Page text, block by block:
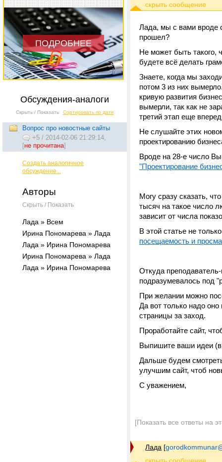
ПОДРОБНЕЕ
Обсуждения-аналоги
Скрыть / Показать Сортировать по дате
Вопрос про новостные сайты
+5 / 2014-02-06 21:29:14,
[не прочитана]
Создать аналогичное
обсуждение...
Авторы
Скрыть / Показать
Лада » Всем
Ирина Пономарева » Лада
Лада » Ирина Пономарева
Ирина Пономарева » Лада
Лада » Ирина Пономарева
Лада, мы с вами вроде
прошел?
Не может быть такого,
будете всё делать
Знаете, когда мы
потом 3 из них
кривую развития
вымерли, так как не
третий этап еще
Не слушайте этих
проектированию
Вроде на 28-е число
"Проектирование
Могу сразу сказать,
тысяч на такое число
зависит от числа
В этой статье не
посещаемость и
Откуда преподаватель-
подразумевалось под
При желании можно
Да вот только надо
страницы за заход.
Проработайте сайт,
Выпишите ваши идеи (в
Дальше будем
улучшим сайт, чтоб
С уважением,
[Показать все ответы на
Лада [